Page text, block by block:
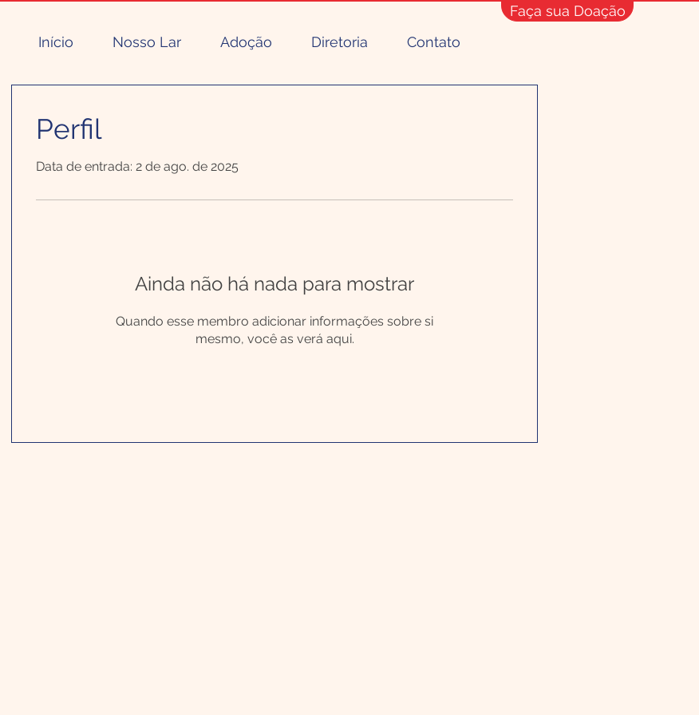
Faça sua Doação
Início
Nosso Lar Adoção Diretoria Contato
Perfil
Data de entrada: 2 de ago. de 2025
Ainda não há nada para mostrar
Quando esse membro adicionar informações sobre si
mesmo, você as verá aqui.